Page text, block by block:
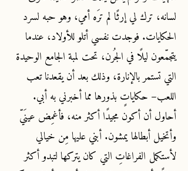
لسانه، ترك لي إرثًا لم ترَه أمي، وهو حبه لسرد
الحكايات. فوجدت نفسي أتلو للأولاد، عندما
يتجمّعون ليلًا في الجُرن، تحت لمبة الجامع الوحيدة
التي تستمر بالإنارة، وذلك بعد أن يقعدنا تعب
اللعب– حكاياتٍ بذورها مما أخبرني به أبي.
أحاول أن أكون مجيدًا أكثر منه، فأغمِض عينَيّ
وأتخيل أبطالها يمشون. أبني عليها مِن خيالي
لأستكمل الفراغاتِ التي كان يتركها لتبدو أكثر